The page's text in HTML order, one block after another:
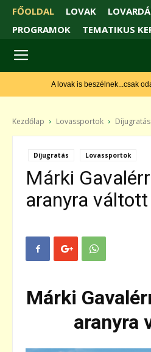
FŐOLDAL LOVAK
PROGRAMOK
TEMATIKUS
A lovak is beszélnek...csak oda
Kezdőlap Lovassportok Díjugratás
Díjugratás Lovassportok
Márki
aranyra váltott
Márki
aranyra